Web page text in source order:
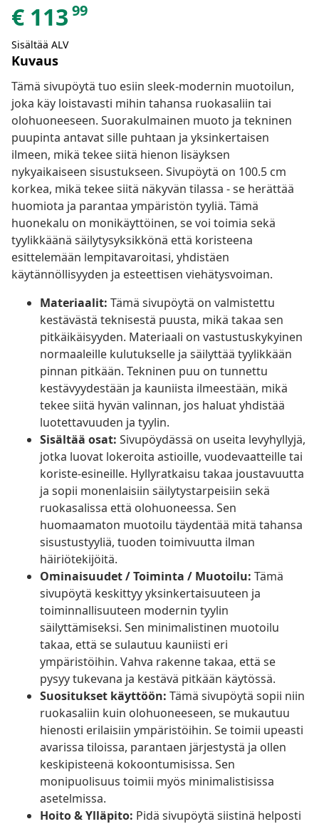
€ 113 99
Sisältää ALV
Kuvaus
Tämä sivupöytä tuo esiin sleek-modernin muotoilun,
joka käy loistavasti mihin tahansa ruokasaliin tai
olohuoneeseen. Suorakulmainen muoto ja tekninen
puupinta antavat sille puhtaan ja yksinkertaisen
ilmeen, mikä tekee siitä hienon lisäyksen
nykyaikaiseen sisustukseen. Sivupöytä on 100.5 cm
korkea, mikä tekee siitä näkyvän tilassa - se herättää
huomiota ja parantaa ympäristön tyyliä. Tämä
huonekalu on monikäyttöinen, se voi toimia sekä
tyylikkäänä säilytysyksikkönä että koristeena
esittelemään lempitavaroitasi, yhdistäen
käytännöllisyyden ja esteettisen viehätysvoiman.
Materiaalit: Tämä sivupöytä on valmistettu
kestävästä teknisestä puusta, mikä takaa sen
pitkäikäisyyden. Materiaali on vastustuskykyinen
normaaleille kulutukselle ja säilyttää tyylikkään
pinnan pitkään. Tekninen puu on tunnettu
kestävyydestään ja kauniista ilmeestään, mikä
tekee siitä hyvän valinnan, jos haluat yhdistää
luotettavuuden ja tyylin.
Sisältää osat: Sivupöydässä on useita levyhyllyjä,
jotka luovat lokeroita astioille, vuodevaatteille tai
koriste-esineille. Hyllyratkaisu takaa joustavuutta
ja sopii monenlaisiin säilytystarpeisiin sekä
ruokasalissa että olohuoneessa. Sen
huomaamaton muotoilu täydentää mitä tahansa
sisustustyyliä, tuoden toimivuutta ilman
häiriötekijöitä.
Ominaisuudet / Toiminta / Muotoilu: Tämä
sivupöytä keskittyy yksinkertaisuuteen ja
toiminnallisuuteen modernin tyylin
säilyttämiseksi. Sen minimalistinen muotoilu
takaa, että se sulautuu kauniisti eri
ympäristöihin. Vahva rakenne takaa, että se
pysyy tukevana ja kestävä pitkään käytössä.
Suositukset käyttöön: Tämä sivupöytä sopii niin
ruokasaliin kuin olohuoneeseen, se mukautuu
hienosti erilaisiin ympäristöihin. Se toimii upeasti
avarissa tiloissa, parantaen järjestystä ja ollen
keskipisteenä kokoontumisissa. Sen
monipuolisuus toimii myös minimalistisissa
asetelmissa.
Hoito & Ylläpito: Pidä sivupöytä siistinä helposti